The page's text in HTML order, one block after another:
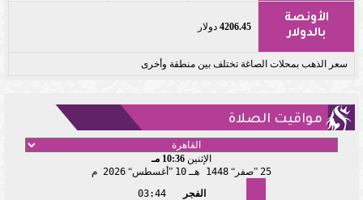
الأونصة
بالدولار
4206.45 دولار
سعر الذهب بمحلات الصاغة تختلف بين منطقة وأخرى
مواقيت الصلاة
الإثنين 10:36 مـ
25 صفر 1448 هـ 10 أغسطس 2026 م
الفجر
03:44